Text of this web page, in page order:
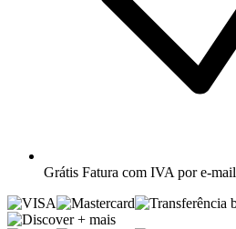
Grátis Fatura com IVA por e-mail
+ mais